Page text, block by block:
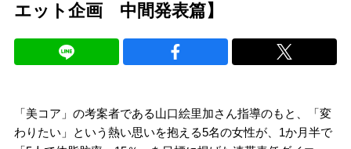
エット企画 中間発表篇】
「美コア」の考案者である山口絵里加さん指導のもと、「変
わりたい」という熱い思いを抱える5名の女性が、1か月半で